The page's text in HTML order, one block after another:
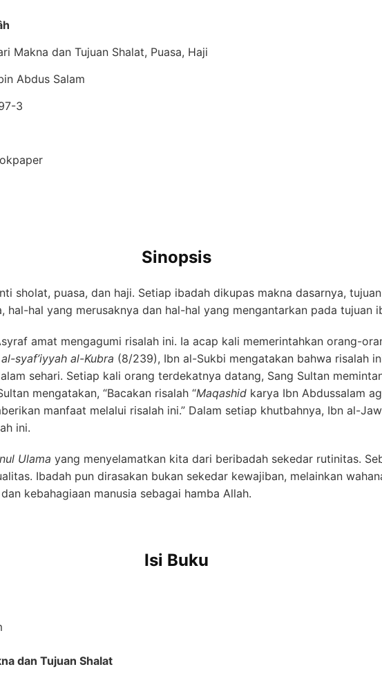
Makna dan Tujuan Shalat, Puasa, Haji
Abdus Salam
3
Sinopsis
sholat, puasa, dan haji. Setiap ibadah dikupas makna dasarnya,
hal-hal yang merusaknya dan hal-hal yang mengantarkan pada tujuan
amat mengagumi risalah ini. Ia acap kali memerintahkan orang-
syaf’iyyah al-Kubra (8/239), Ibn al-Sukbi mengatakan bahwa risalah
sehari. Setiap kali orang terdekatnya datang, Sang Sultan
mengatakan, “Bacakan risalah “Maqashid karya Ibn Abdussalam
manfaat melalui risalah ini.” Dalam setiap khutbahnya, Ibn al-
ini.
Ulama yang menyelamatkan kita dari beribadah sekedar rutinitas.
Ibadah pun dirasakan bukan sekedar kewajiban, melainkan
kebahagiaan manusia sebagai hamba Allah.
Isi Buku
dan Tujuan Shalat